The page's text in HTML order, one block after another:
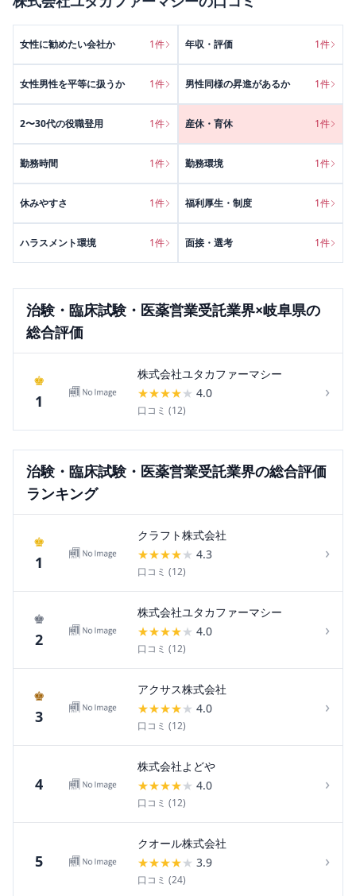
女性に勧めたい会社か 1件 年収・評価 1件
女性男性を平等に扱うか 1件 男性同様の昇進があるか 1件
2〜30代の役職登用 1件 産休・育休 1件
勤務時間 1件 勤務環境 1件
休みやすさ 1件 福利厚生・制度 1件
ハラスメント環境 1件 面接・選考 1件
治験・臨床試験・医薬営業受託業界×岐阜県の
総合評価
♚
1
株式会社ユタカファーマシー
★★★★★ 4.0
口コミ (12)
›
治験・臨床試験・医薬営業受託業界の総合評価
ランキング
♚
1
クラフト株式会社
★★★★★ 4.3
口コミ (12)
›
♚
2
株式会社ユタカファーマシー
★★★★★ 4.0
口コミ (12)
›
♚
3
アクサス株式会社
★★★★★ 4.0
口コミ (12)
›
4
株式会社よどや
★★★★★ 4.0
口コミ (12)
›
5
クオール株式会社
★★★★★ 3.9
口コミ (24)
›